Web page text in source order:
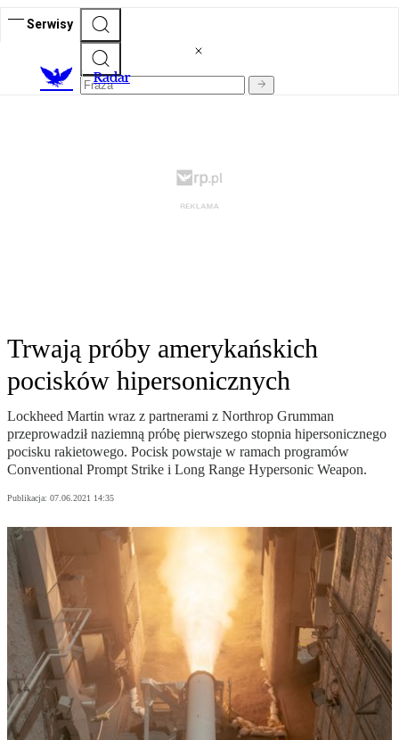
Serwisy
Radar
Trwają próby amerykańskich
pocisków hipersonicznych
Lockheed Martin wraz z partnerami z Northrop Grumman
przeprowadził naziemną próbę pierwszego stopnia hipersonicznego
pocisku rakietowego. Pocisk powstaje w ramach programów
Conventional Prompt Strike i Long Range Hypersonic Weapon.
Publikacja: 07.06.2021 14:35